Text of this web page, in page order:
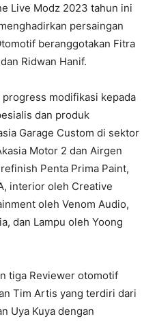
Live Modz 2023 tahun ini
persaingan
beranggotakan Fitra
Ridwan Hanif.
modifikasi kepada
dan produk
Garage Custom di sektor
Motor 2 dan Airgen
Penta Prima Paint,
interior oleh Creative
oleh Venom Audio,
dan Lampu oleh Yoong
tiga Reviewer otomotif
Tim Artis yang terdiri dari
Uya Kuya dengan